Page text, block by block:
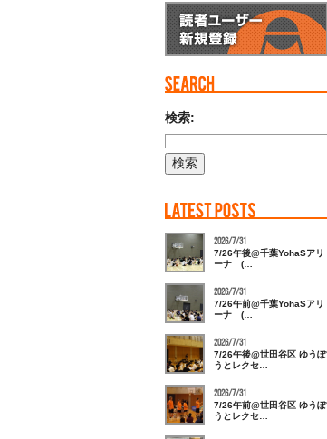
検索:
2026/7/31
7/26午後@千葉YohaSアリ
ーナ (…
2026/7/31
7/26午前@千葉YohaSアリ
ーナ (…
2026/7/31
7/26午後@世田谷区 ゆうぽ
うとレクセ…
2026/7/31
7/26午前@世田谷区 ゆうぽ
うとレクセ…